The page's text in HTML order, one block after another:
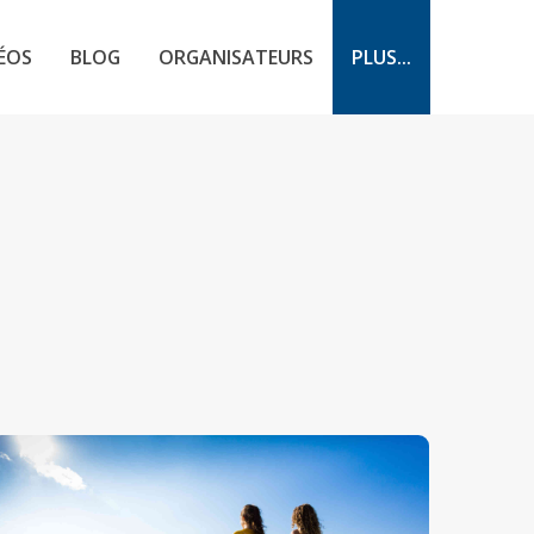
BLOG ORGANISATEURS PLUS...